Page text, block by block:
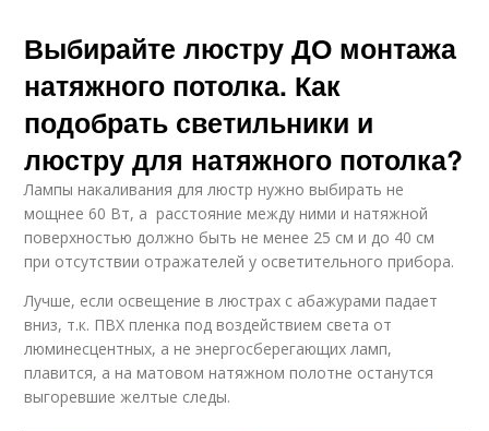
Выбирайте люстру ДО монтажа
натяжного потолка. Как
подобрать светильники и
люстру для натяжного потолка?
Лампы накаливания для люстр нужно выбирать не
мощнее 60 Вт, а расстояние между ними и натяжной
поверхностью должно быть не менее 25 см и до 40 см
при отсутствии отражателей у осветительного прибора.
Лучше, если освещение в люстрах с абажурами падает
вниз, т.к. ПВХ пленка под воздействием света от
люминесцентных, а не энергосберегающих ламп,
плавится, а на матовом натяжном полотне останутся
выгоревшие желтые следы.